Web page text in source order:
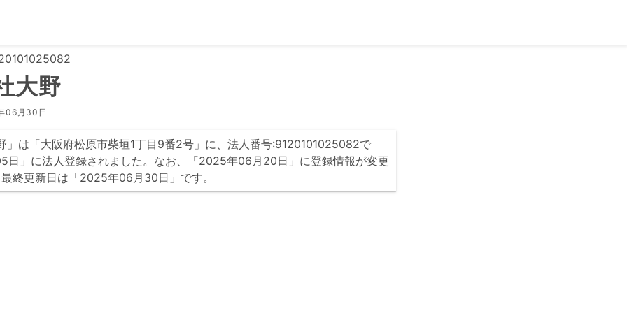
大野
06月30日
」は「大阪府松原市柴垣1丁目9番2号」に、法人番号:9120101025082で
日」に法人登録されました。なお、「2025年06月20日」に登録情報が変更
終更新日は「2025年06月30日」です。